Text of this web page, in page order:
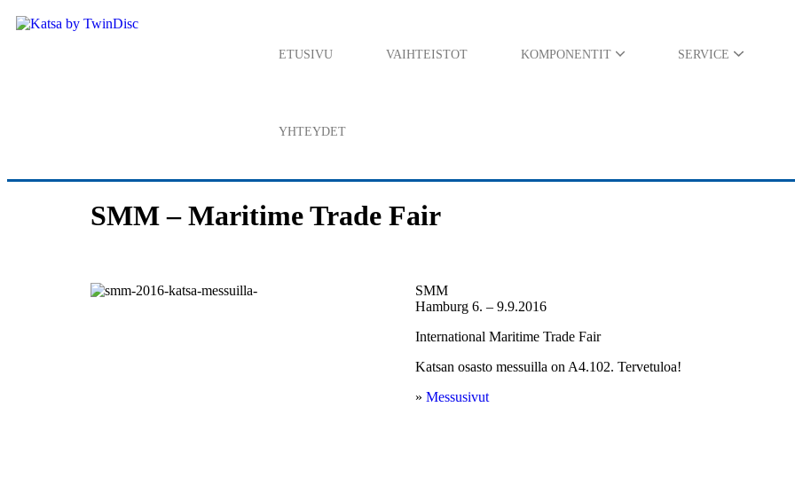
ETUSIVU VAIHTEISTOT KOMPONENTIT SERVICE
YHTEYDET
SMM – Maritime Trade Fair
SMM
Hamburg 6. – 9.9.2016
International Maritime Trade Fair
Katsan osasto messuilla on A4.102. Tervetuloa!
» Messusivut